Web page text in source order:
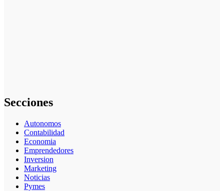
Secciones
Autonomos
Contabilidad
Economia
Emprendedores
Inversion
Marketing
Noticias
Pymes